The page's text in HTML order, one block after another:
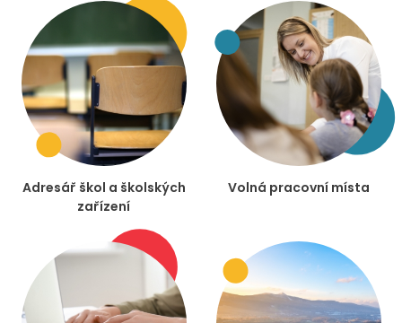
Adresář škol a školských
zařízení
Volná pracovní místa